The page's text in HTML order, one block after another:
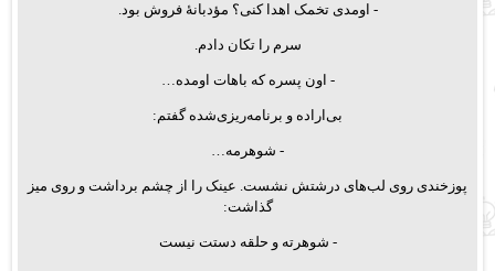
- اومدی تخمک اهدا کنی؟ مؤدبانهٔ فروش بود.
سرم را تکان دادم.
- اون پسره که باهات اومده…
بی‌اراده و برنامه‌ریزی‌شده گفتم:
- شوهرمه…
پوزخندی روی لب‌های درشتش نشست. عینک را از چشم برداشت و روی میز
گذاشت:
- شوهرته و حلقه دستت نیست